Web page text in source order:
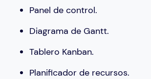
Panel de control.
Diagrama de Gantt.
Tablero Kanban.
Planificador de recursos.